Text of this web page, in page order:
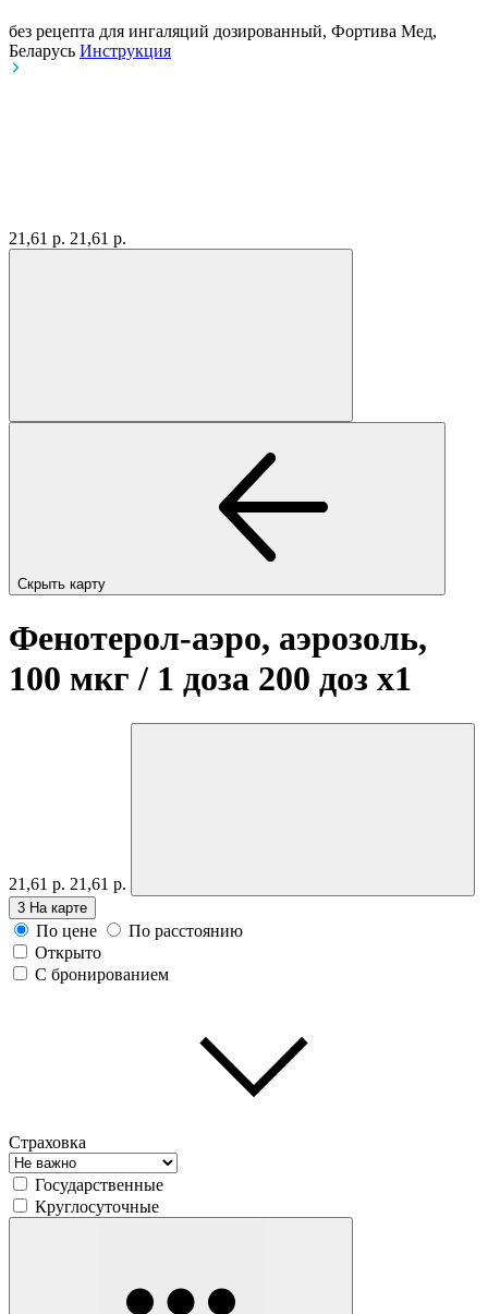
без рецепта для ингаляций дозированный, Фортива Мед,
Беларусь Инструкция
21,61 р. 21,61 р.
Скрыть карту
Фенотерол-аэро, аэрозоль,
100 мкг / 1 доза 200 доз x1
21,61 р. 21,61 р.
3 На карте
По цене
По расстоянию
Открыто
С бронированием
Страховка
Государственные
Круглосуточные